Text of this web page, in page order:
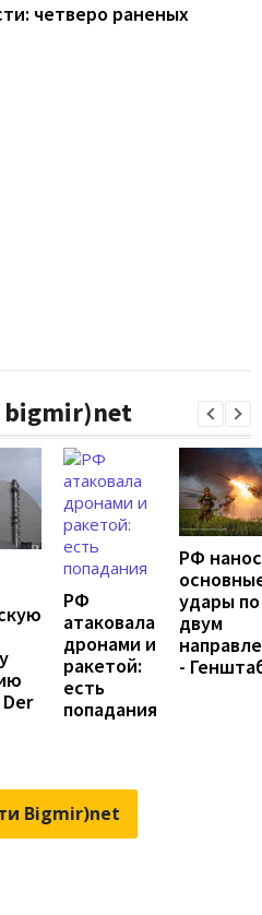
четверо раненых
bigmir)net
РФ
атаковала
дронами и
ракетой:
есть
попадания
РФ
удары по
двум
-
Bigmir)net